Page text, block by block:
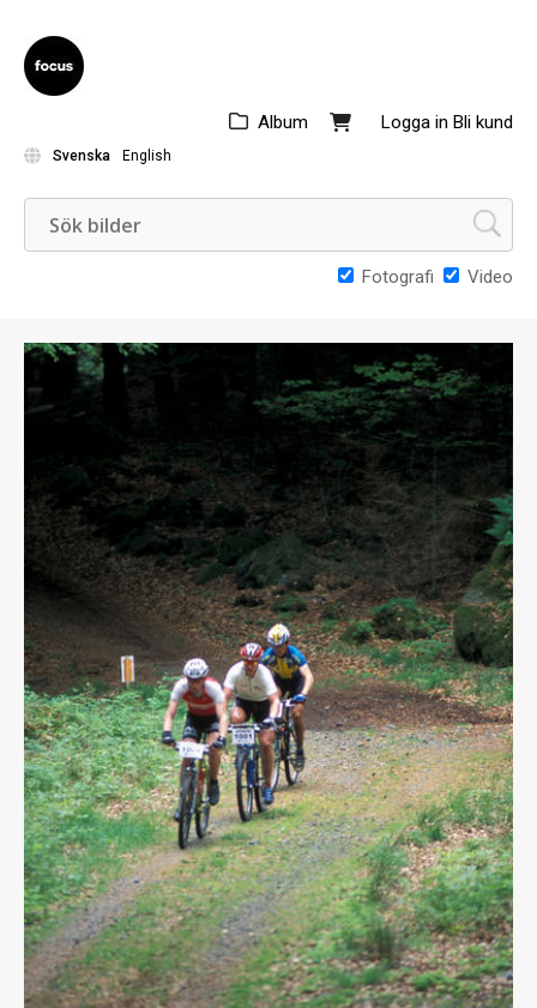
Logga in Bli kund
Album
Svenska English
Fotografi Video